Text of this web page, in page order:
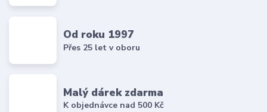
Od roku 1997
Přes 25 let v oboru
Malý dárek zdarma
K objednávce nad 500 Kč